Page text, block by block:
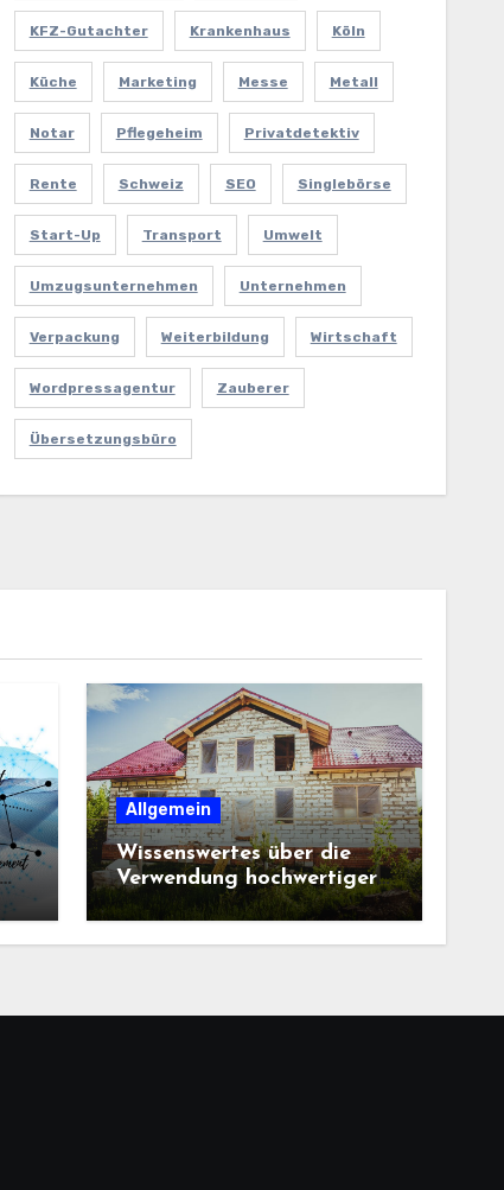
KFZ-Gutachter Krankenhaus Köln
Küche Marketing Messe Metall
Notar Pflegeheim Privatdetektiv
Rente Schweiz SEO Singlebörse
Start-Up Transport Umwelt
Umzugsunternehmen Unternehmen
Verpackung Weiterbildung Wirtschaft
Wordpressagentur Zauberer
Übersetzungsbüro
Allgemein
Wissenswertes über die
Verwendung hochwertiger
Baustoffe im Haus und
beim Hausbau